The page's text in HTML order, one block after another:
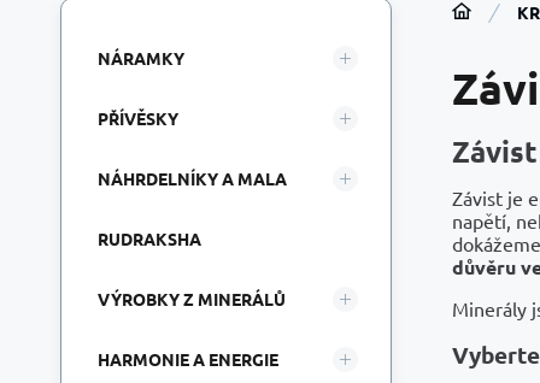
Závist je
napětí,
důvěru
Minerály
NÁRAMKY
PŘÍVĚSKY
NÁHRDELNÍKY A MALA
RUDRAKSHA
VÝROBKY Z MINERÁLŮ
HARMONIE A ENERGIE